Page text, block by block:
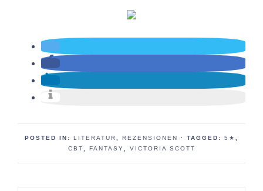
POSTED IN: LITERATUR REZENSIONEN · TAGGED: 5★
CBT
FANTASY VICTORIA SCOTT